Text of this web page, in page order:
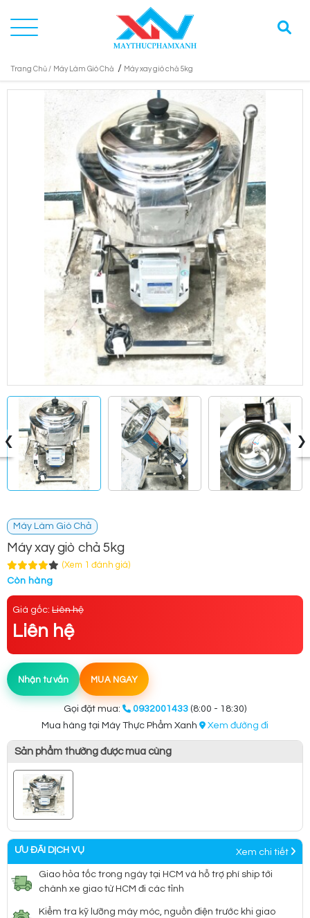
Trang Chủ / Máy Làm Giò Chả / Máy xay giò chả 5kg
‹ ›
Máy Làm Giò Chả
Máy xay giò chả 5kg
(Xem 1 đánh giá)
Còn hàng
Giá gốc: Liên hệ
Liên hệ
Nhận tư vấn MUA NGAY
Gọi đặt mua: 0932001433 (8:00 - 18:30)
Mua hàng tại Máy Thực Phẩm Xanh
Xem đường đi
Sản phẩm thường được mua cùng
ƯU ĐÃI DỊCH VỤ Xem chi tiết
Giao hỏa tốc trong ngày tại HCM và hỗ trợ phí ship tới
chành xe giao từ HCM đi các tỉnh
Kiểm tra kỹ lưỡng máy móc, nguồn điện trước khi giao